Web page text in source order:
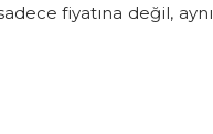
fiyatına değil, aynı